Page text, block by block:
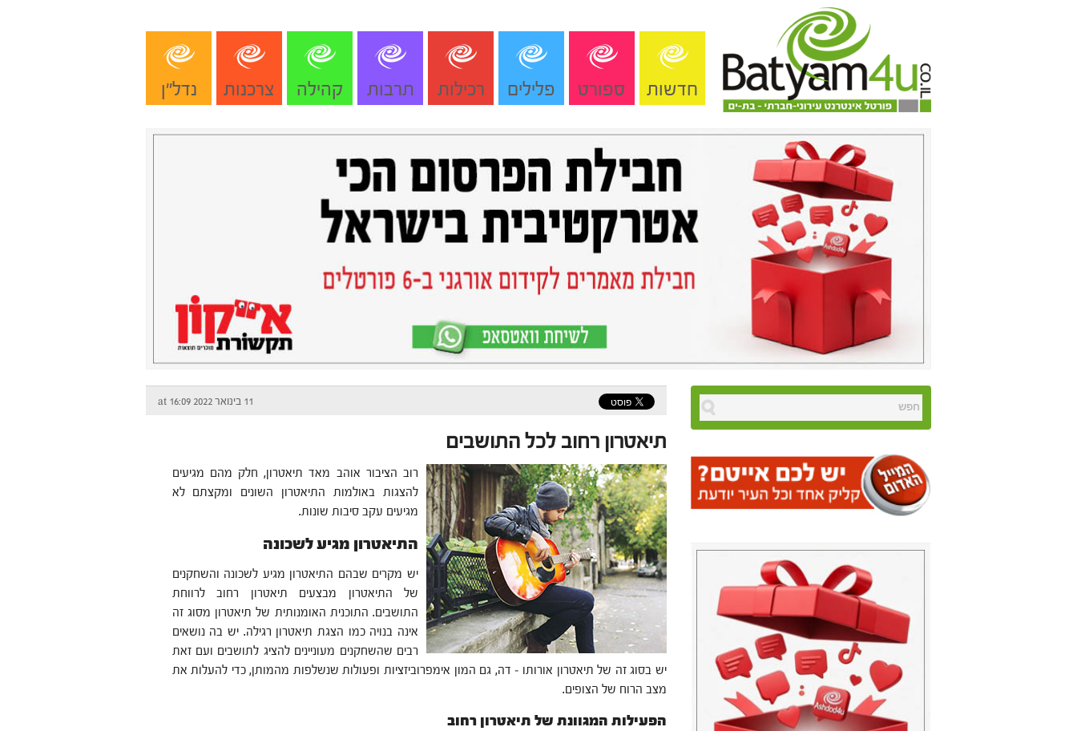
חדשות ספורט פלילים רכילות תרבות קהילה צרכנות נדל"ן
11 בינואר 2022 at 16:09
תיאטרון רחוב לכל התושבים
רוב הציבור אוהב מאד תיאטרון, חלק מהם מגיעים
להצגות באולמות התיאטרון השונים ומקצתם לא
מגיעים עקב סיבות שונות.
התיאטרון מגיע לשכונה
יש מקרים שבהם התיאטרון מגיע לשכונה והשחקנים
של התיאטרון מבצעים תיאטרון רחוב לרווחת
התושבים. התוכנית האומנותית של תיאטרון מסוג זה
אינה בנויה כמו הצגת תיאטרון רגילה. יש בה נושאים
רבים שהשחקנים מעוניינים להציג לתושבים ועם זאת
יש בסוג זה של תיאטרון אורותו – דה, גם המון אימפרוביזציות ופעולות שנשלפות מהמותן, כדי להעלות את
מצב הרוח של הצופים.
הפעילות המגוונת של תיאטרון רחוב